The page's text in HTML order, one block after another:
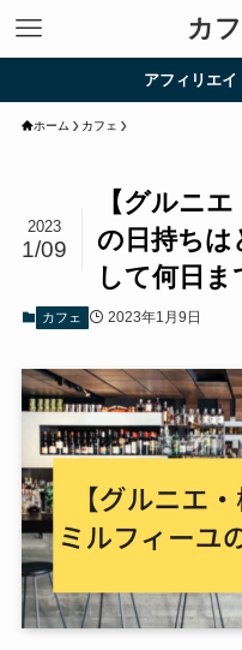
カ
アフィリエ
ホーム カフェ
【グルニ
の日持ちは
して何日ま
2023
1/09
カフェ 2023年1月9日